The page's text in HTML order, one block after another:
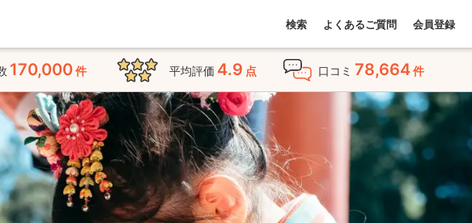
検索 よくあるご質問 会員登録
170,000件 平均評価 4.9 点 口コミ 78,664件